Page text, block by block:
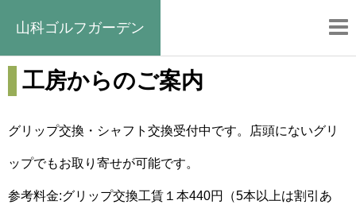
山科ゴルフガーデン
工房からのご案内
グリップ交換・シャフト交換受付中です。店頭にないグリ
ップでもお取り寄せが可能です。
参考料金:グリップ交換工賃１本440円（5本以上は割引あ